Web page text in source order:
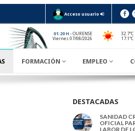
Acceso usuario
01:20 H - OURENSE
Viernes 07/08/2026
32.7ºC
17.1ºC
FORMACIÓN EMPLEO
DESTACADAS
SANIDAD
OFICIAL
LABOR DE